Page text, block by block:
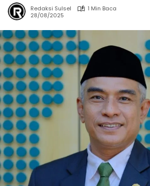
Redaksi Sulsel
1 Min Baca
28/08/2025